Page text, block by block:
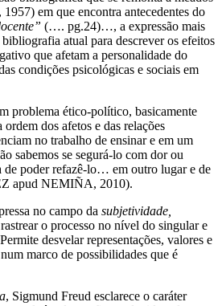
em que encontra antecedentes do
(…. pg.24)…, a expressão mais
atual para descrever os efeitos
que afetam a personalidade do
condições psicológicas e sociais em
problema ético-político, basicamente
dos afetos e das relações
no trabalho de ensinar e em um
sabemos se segurá-lo com dor ou
de poder refazê-lo… em outro lugar e de
apud NEMIÑA, 2010).
no campo da subjetividade,
o processo no nível do singular e
desvelar representações, valores e
marco de possibilidades que é
, Sigmund Freud esclarece o caráter